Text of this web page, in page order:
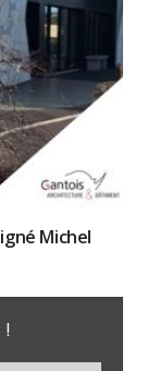
Michel
!